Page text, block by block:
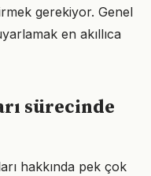
gerekiyor. Genel
en akıllıca
sürecinde
hakkında pek çok